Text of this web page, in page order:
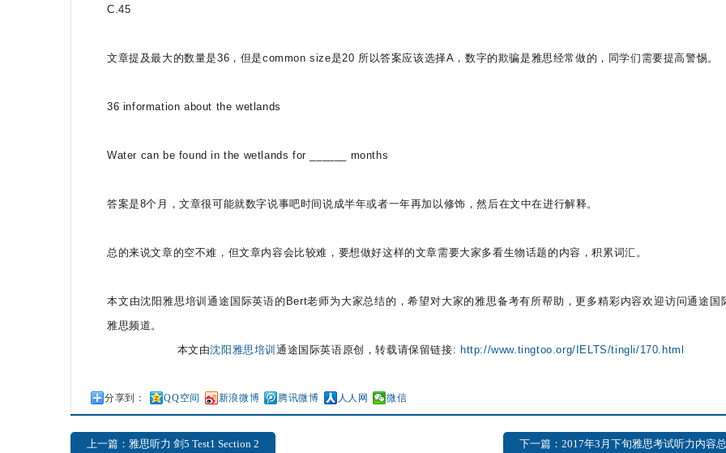
C.45
文章提及最大的数量是36，但是common size是20 所以答案应该选择A，数字的欺骗是雅思经常做的，同学们需要提高警惕。
36 information about the wetlands
Water can be found in the wetlands for ______ months
答案是8个月，文章很可能就数字说事吧时间说成半年或者一年再加以修饰，然后在文中在进行解释。
总的来说文章的空不难，但文章内容会比较难，要想做好这样的文章需要大家多看生物话题的内容，积累词汇。
本文由沈阳雅思培训通途国际英语的Bert老师为大家总结的，希望对大家的雅思备考有所帮助，更多精彩内容欢迎访问通途国
雅思频道。
本文由沈阳雅思培训通途国际英语原创，转载请保留链接: http://www.tingtoo.org/IELTS/tingli/170.html
分享到： QQ空间 新浪微博 腾讯微博 人人网 微信
上一篇：雅思听力 剑5 Test1 Section 2 下一篇：2017年3月下旬雅思考试听力内容